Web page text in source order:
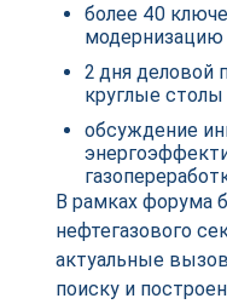
более 40
модернизацию
2 дня деловой
круглые столы
обсуждение
В рамках форума
нефтегазового
актуальные
поиску и